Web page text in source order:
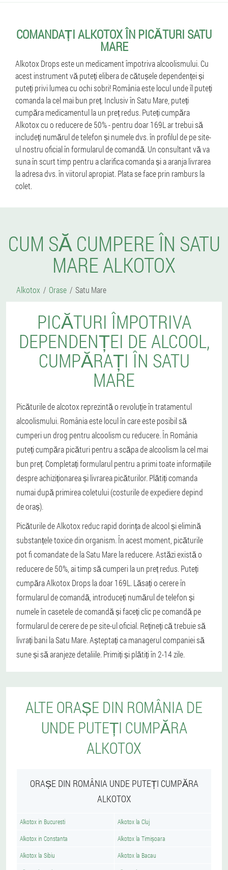
COMANDAȚI ALKOTOX ÎN PICĂTURI SATU
MARE
Alkotox Drops este un medicament împotriva alcoolismului. Cu
acest instrument vă puteți elibera de cătușele dependenței și
puteți privi lumea cu ochi sobri! România este locul unde îl puteți
comanda la cel mai bun preț. Inclusiv în Satu Mare, puteți
cumpăra medicamentul la un preț redus. Puteți cumpăra
Alkotox cu o reducere de 50% - pentru doar 169L ar trebui să
includeți numărul de telefon și numele dvs. în profilul de pe site-
ul nostru oficial în formularul de comandă. Un consultant vă va
suna în scurt timp pentru a clarifica comanda și a aranja livrarea
la adresa dvs. în viitorul apropiat. Plata se face prin ramburs la
colet.
CUM SĂ CUMPERE ÎN SATU
MARE ALKOTOX
Alkotox Orase Satu Mare
PICĂTURI ÎMPOTRIVA
DEPENDENȚEI DE ALCOOL,
CUMPĂRAȚI ÎN SATU
MARE
Picăturile de alcotox reprezintă o revoluție în tratamentul
alcoolismului. România este locul în care este posibil să
cumperi un drog pentru alcoolism cu reducere. În România
puteți cumpăra picături pentru a scăpa de alcoolism la cel mai
bun preț. Completați formularul pentru a primi toate informațiile
despre achiziționarea și livrarea picăturilor. Plătiți comanda
numai după primirea coletului (costurile de expediere depind
de oraș).
Picăturile de Alkotox reduc rapid dorința de alcool și elimină
substanțele toxice din organism. În acest moment, picăturile
pot fi comandate de la Satu Mare la reducere. Astăzi există o
reducere de 50%, ai timp să cumperi la un preț redus. Puteți
cumpăra Alkotox Drops la doar 169L. Lăsați o cerere în
formularul de comandă, introduceți numărul de telefon și
numele în casetele de comandă și faceți clic pe comandă pe
formularul de cerere de pe site-ul oficial. Rețineți că trebuie să
livrați bani la Satu Mare. Așteptați ca managerul companiei să
sune și să aranjeze detaliile. Primiți și plătiți în 2-14 zile.
ALTE ORAȘE DIN ROMÂNIA DE
UNDE PUTEȚI CUMPĂRA
ALKOTOX
ORAȘE DIN ROMÂNIA UNDE PUTEȚI CUMPĂRA
ALKOTOX
Alkotox in Bucuresti Alkotox la Cluj
Alkotox in Constanta Alkotox la Timișoara
Alkotox la Sibiu Alkotox la Bacau